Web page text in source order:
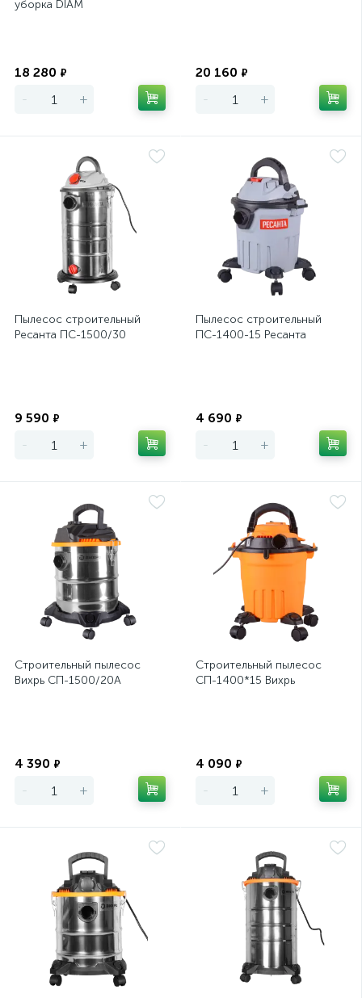
уборка DIAM
18 280 ₽
- +
20 160 ₽
- +
Пылесос строительный
Ресанта ПС-1500/30
9 590 ₽
- +
Пылесос строительный
ПС-1400-15 Ресанта
4 690 ₽
- +
Строительный пылесос
Вихрь СП-1500/20А
4 390 ₽
- +
Строительный пылесос
СП-1400*15 Вихрь
4 090 ₽
- +